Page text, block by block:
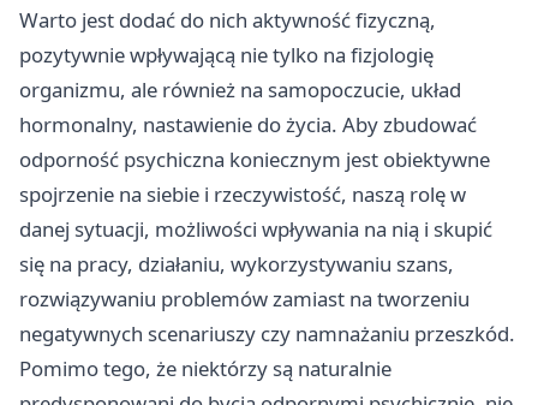
Warto jest dodać do nich aktywność fizyczną,
pozytywnie wpływającą nie tylko na fizjologię
organizmu, ale również na samopoczucie, układ
hormonalny, nastawienie do życia. Aby zbudować
odporność psychiczna koniecznym jest obiektywne
spojrzenie na siebie i rzeczywistość, naszą rolę w
danej sytuacji, możliwości wpływania na nią i skupić
się na pracy, działaniu, wykorzystywaniu szans,
rozwiązywaniu problemów zamiast na tworzeniu
negatywnych scenariuszy czy namnażaniu przeszkód.
Pomimo tego, że niektórzy są naturalnie